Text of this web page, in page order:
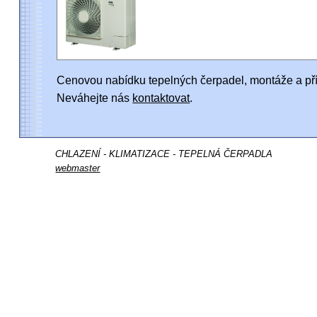
Cenovou nabídku tepelných čerpadel, montáže a
Neváhejte nás kontaktovat.
CHLAZENÍ - KLIMATIZACE - TEPELNÁ ČERPADLA
webmaster